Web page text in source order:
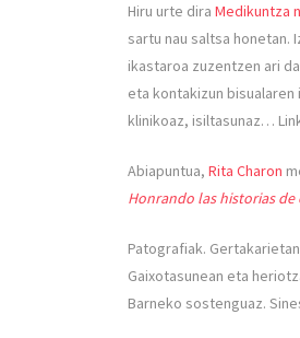
Hiru urte dira Medikuntza
sartu nau saltsa honetan.
ikastaroa zuzentzen ari
eta kontakizun bisualaren
klinikoaz, isiltasunaz…
Abiapuntua, Rita Charon
Honrando las historias de
Patografiak.
Gaixotasunean eta
Barneko sostenguaz.